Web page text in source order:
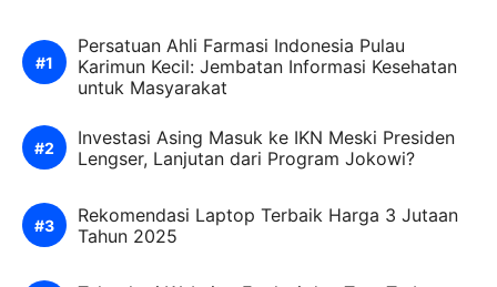
Persatuan Ahli Farmasi Indonesia Pulau
Karimun Kecil: Jembatan Informasi Kesehatan
untuk Masyarakat
Investasi Asing Masuk ke IKN Meski Presiden
Lengser, Lanjutan dari Program Jokowi?
Rekomendasi Laptop Terbaik Harga 3 Jutaan
Tahun 2025